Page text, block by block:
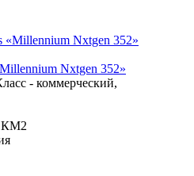
Nxtgen 352»
- коммерческий,
КМ2